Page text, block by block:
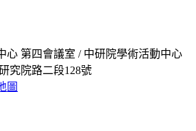
心 第四會議室 / 中研院學術活動中心
究院路二段128號
圖